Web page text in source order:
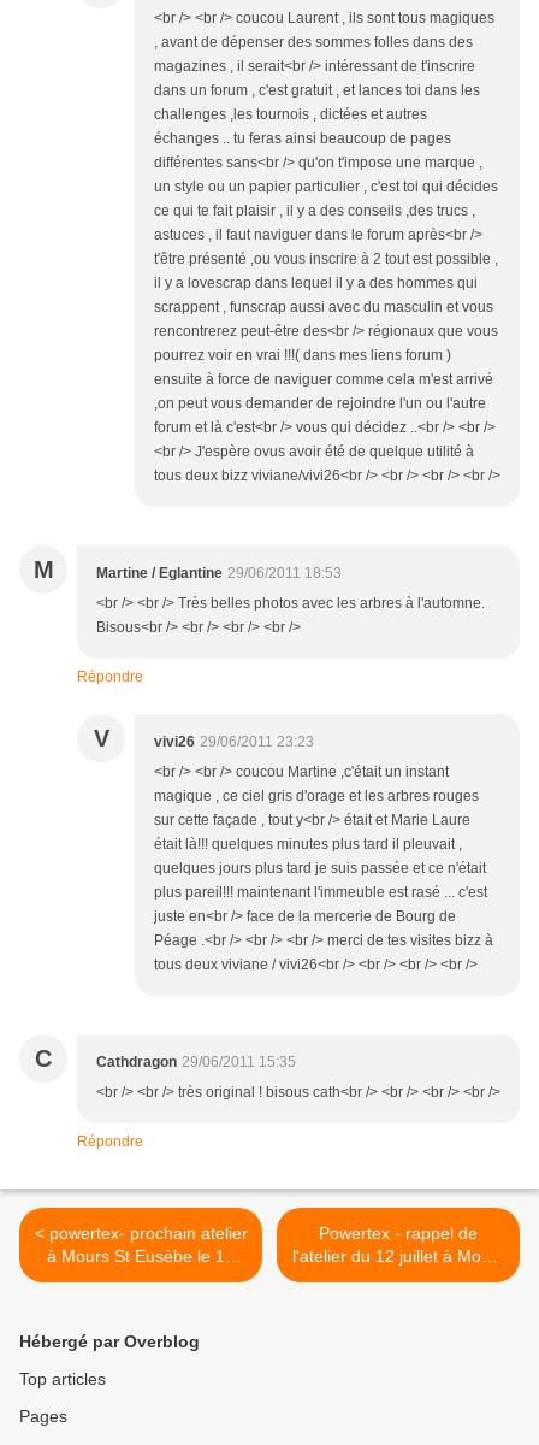
<br /> <br /> coucou Laurent , ils sont tous magiques
, avant de dépenser des sommes folles dans des
magazines , il serait<br /> intéressant de t'inscrire
dans un forum , c'est gratuit , et lances toi dans les
challenges ,les tournois , dictées et autres
échanges .. tu feras ainsi beaucoup de pages
différentes sans<br /> qu'on t'impose une marque ,
un style ou un papier particulier , c'est toi qui décides
ce qui te fait plaisir , il y a des conseils ,des trucs ,
astuces , il faut naviguer dans le forum après<br />
t'être présenté ,ou vous inscrire à 2 tout est possible ,
il y a lovescrap dans lequel il y a des hommes qui
scrappent , funscrap aussi avec du masculin et vous
rencontrerez peut-être des<br /> régionaux que vous
pourrez voir en vrai !!!( dans mes liens forum )
ensuite à force de naviguer comme cela m'est arrivé
,on peut vous demander de rejoindre l'un ou l'autre
forum et là c'est<br /> vous qui décidez ..<br /> <br />
<br /> J'espère ovus avoir été de quelque utilité à
tous deux bizz viviane/vivi26<br /> <br /> <br /> <br />
M Martine / Eglantine 29/06/2011 18:53
<br /> <br /> Très belles photos avec les arbres à l'automne.
Bisous<br /> <br /> <br /> <br />
Répondre
V vivi26 29/06/2011 23:23
<br /> <br /> coucou Martine ,c'était un instant
magique , ce ciel gris d'orage et les arbres rouges
sur cette façade , tout y<br /> était et Marie Laure
était là!!! quelques minutes plus tard il pleuvait ,
quelques jours plus tard je suis passée et ce n'était
plus pareil!!! maintenant l'immeuble est rasé ... c'est
juste en<br /> face de la mercerie de Bourg de
Péage .<br /> <br /> <br /> merci de tes visites bizz à
tous deux viviane / vivi26<br /> <br /> <br /> <br />
C Cathdragon 29/06/2011 15:35
<br /> <br /> très original ! bisous cath<br /> <br /> <br /> <br />
Répondre
< powertex- prochain atelier
à Mours St Eusèbe le 12
juillet 2011
Powertex - rappel de
l'atelier du 12 juillet à Mours
St Eusèbe >
Hébergé par Overblog
Top articles
Pages